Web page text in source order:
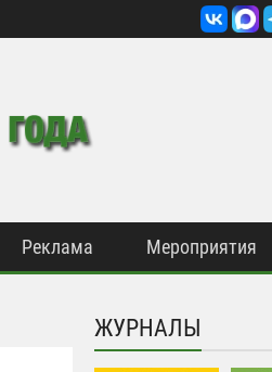
Реклама Мероприятия
ЖУРНАЛЫ